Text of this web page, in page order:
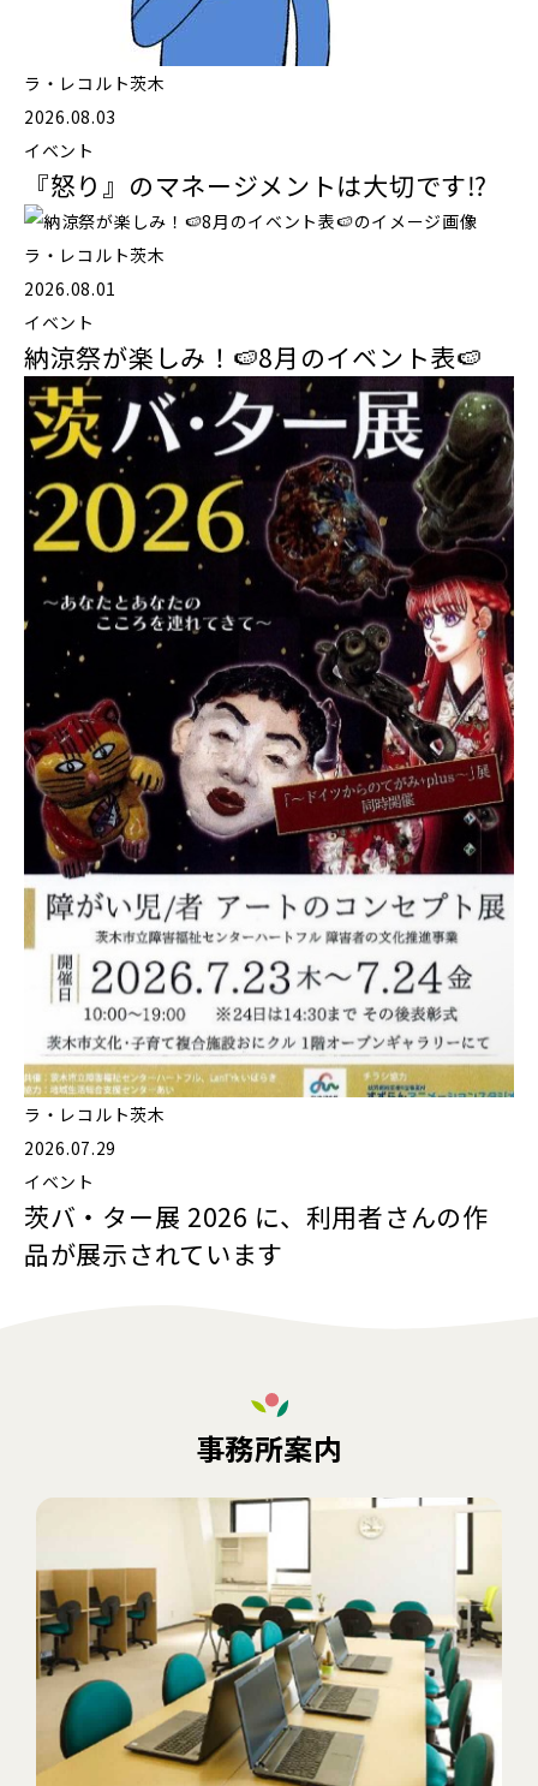
ラ・レコルト茨木
2026.08.03
イベント
『怒り』のマネージメントは大切です⁉️
ラ・レコルト茨木
2026.08.01
イベント
納涼祭が楽しみ！🍉8月のイベント表🍉
ラ・レコルト茨木
2026.07.29
イベント
茨バ・ター展 2026 に、利用者さんの作
品が展示されています
事務所案内